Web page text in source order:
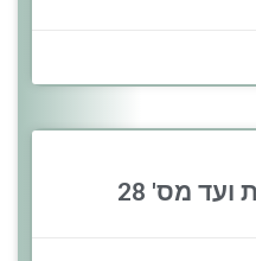
מס' 28